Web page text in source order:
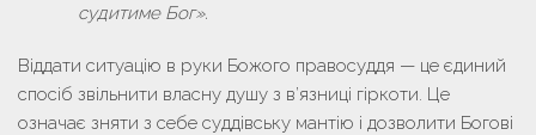
судитиме Бог».
Віддати ситуацію в руки Божого правосуддя — це єдиний
спосіб звільнити власну душу з в’язниці гіркоти. Це
означає зняти з себе суддівську мантію і дозволити Богові